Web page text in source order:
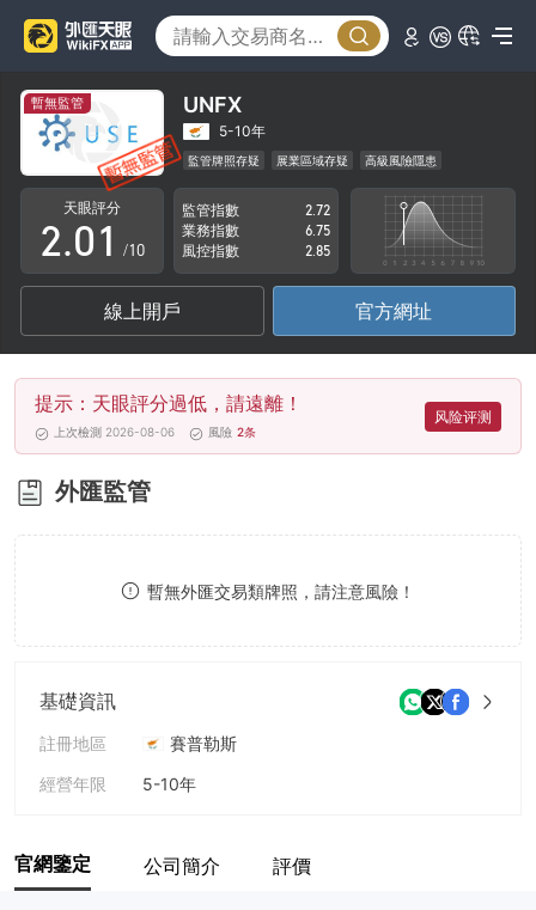
暫無監管 UNFX
5-10年
監管牌照存疑 展業區域存疑 高級風險隱患
天眼評分
0
1
2
3
4
5
6
7
8
.0
1
2
3
4
5
6
0
1
2
3
4
5
6
7
/10
監管指數
2.72
業務指數
6.75
風控指數
2.85
線上開戶 官方網址
提示：天眼評分過低，請遠離！
上次檢測 2026-08-06 風險 2条
风险评测
外匯監管
暫無外匯交易類牌照，請注意風險！
基礎資訊
註冊地區
賽普勒斯
經營年限
5-10年
官網鑒定 公司簡介 評價